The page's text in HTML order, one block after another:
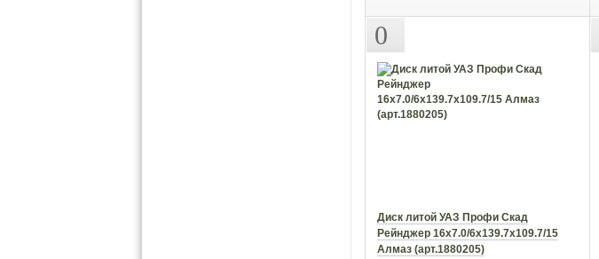
0
Диск литой УАЗ Профи Скад
Рейнджер 16х7.0/6x139.7x109.7/15
Алмаз (арт.1880205)